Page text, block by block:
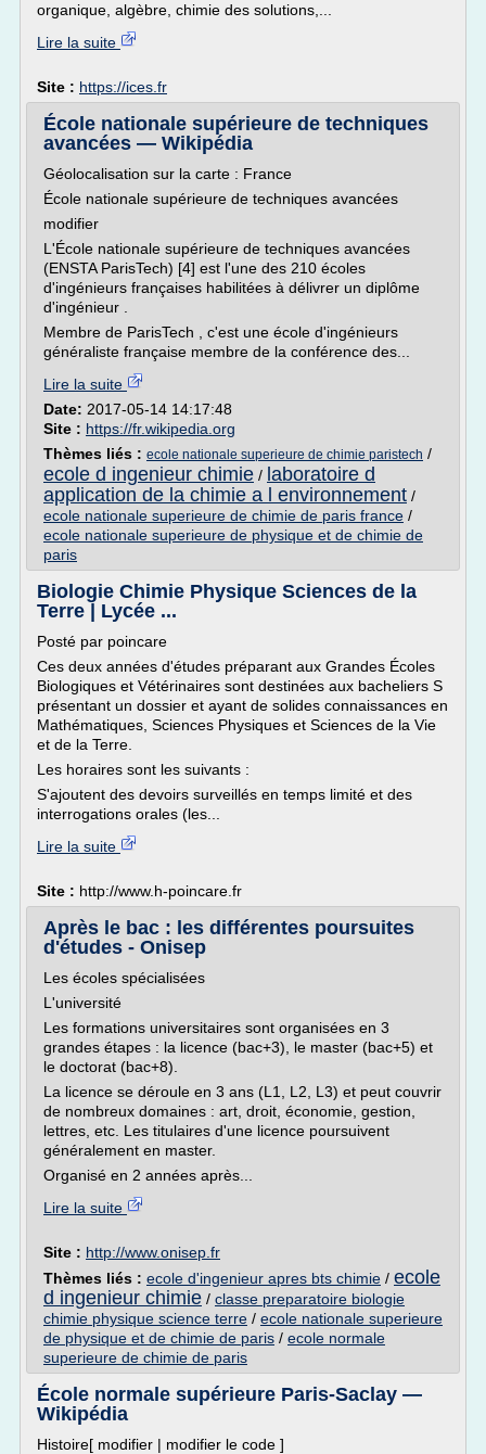
organique, algèbre, chimie des solutions,...
Lire la suite
Site : https://ices.fr
École nationale supérieure de techniques
avancées — Wikipédia
Géolocalisation sur la carte : France
École nationale supérieure de techniques avancées
modifier
L'École nationale supérieure de techniques avancées
(ENSTA ParisTech) [4] est l'une des 210 écoles
d'ingénieurs françaises habilitées à délivrer un diplôme
d'ingénieur .
Membre de ParisTech , c'est une école d'ingénieurs
généraliste française membre de la conférence des...
Lire la suite
Date: 2017-05-14 14:17:48
Site : https://fr.wikipedia.org
Thèmes liés : ecole nationale superieure de chimie paristech /
ecole d ingenieur chimie / laboratoire d
application de la chimie a l environnement /
ecole nationale superieure de chimie de paris france /
ecole nationale superieure de physique et de chimie de
paris
Biologie Chimie Physique Sciences de la
Terre | Lycée ...
Posté par poincare
Ces deux années d'études préparant aux Grandes Écoles
Biologiques et Vétérinaires sont destinées aux bacheliers S
présentant un dossier et ayant de solides connaissances en
Mathématiques, Sciences Physiques et Sciences de la Vie
et de la Terre.
Les horaires sont les suivants :
S'ajoutent des devoirs surveillés en temps limité et des
interrogations orales (les...
Lire la suite
Site : http://www.h-poincare.fr
Après le bac : les différentes poursuites
d'études - Onisep
Les écoles spécialisées
L'université
Les formations universitaires sont organisées en 3
grandes étapes : la licence (bac+3), le master (bac+5) et
le doctorat (bac+8).
La licence se déroule en 3 ans (L1, L2, L3) et peut couvrir
de nombreux domaines : art, droit, économie, gestion,
lettres, etc. Les titulaires d'une licence poursuivent
généralement en master.
Organisé en 2 années après...
Lire la suite
Site : http://www.onisep.fr
Thèmes liés : ecole d'ingenieur apres bts chimie / ecole
d ingenieur chimie / classe preparatoire biologie
chimie physique science terre / ecole nationale superieure
de physique et de chimie de paris / ecole normale
superieure de chimie de paris
École normale supérieure Paris-Saclay —
Wikipédia
Histoire[ modifier | modifier le code ]